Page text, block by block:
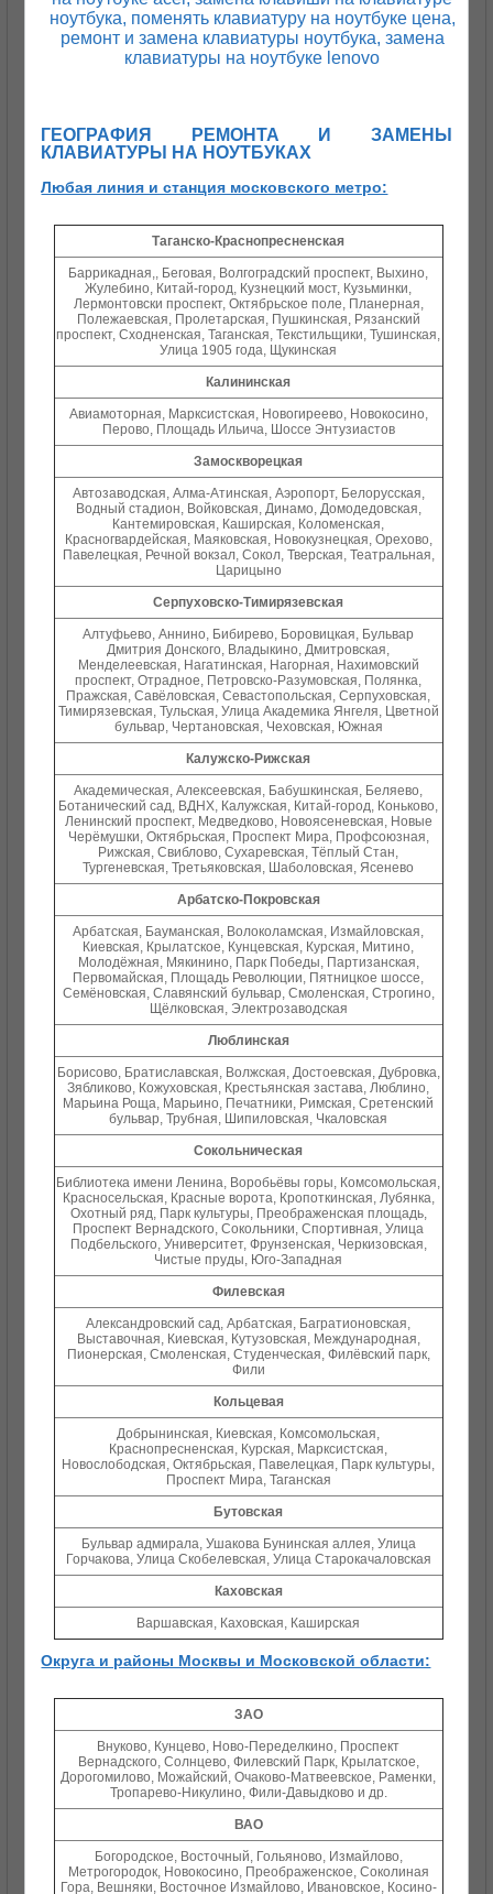
ГЕОГРАФИЯ РЕМОНТА И ЗАМЕНЫ
КЛАВИАТУРЫ НА НОУТБУКАХ
Любая линия и станция московского метро:
Таганско-Краснопресненская
Баррикадная,, Беговая, Волгоградский проспект, Выхино,
Жулебино, Китай-город, Кузнецкий мост, Кузьминки,
Лермонтовски проспект, Октябрьское поле, Планерная,
Полежаевская, Пролетарская, Пушкинская, Рязанский
проспект, Сходненская, Таганская, Текстильщики, Тушинская,
Улица 1905 года, Щукинская
Калининская
Авиамоторная, Марксистская, Новогиреево, Новокосино,
Перово, Площадь Ильича, Шоссе Энтузиастов
Замоскворецкая
Автозаводская, Алма-Атинская, Аэропорт, Белорусская,
Водный стадион, Войковская, Динамо, Домодедовская,
Кантемировская, Каширская, Коломенская,
Красногвардейская, Маяковская, Новокузнецкая, Орехово,
Павелецкая, Речной вокзал, Сокол, Тверская, Театральная,
Царицыно
Серпуховско-Тимирязевская
Алтуфьево, Аннино, Бибирево, Боровицкая, Бульвар
Дмитрия Донского, Владыкино, Дмитровская,
Менделеевская, Нагатинская, Нагорная, Нахимовский
проспект, Отрадное, Петровско-Разумовская, Полянка,
Пражская, Савёловская, Севастопольская, Серпуховская,
Тимирязевская, Тульская, Улица Академика Янгеля, Цветной
бульвар, Чертановская, Чеховская, Южная
Калужско-Рижская
Академическая, Алексеевская, Бабушкинская, Беляево,
Ботанический сад, ВДНХ, Калужская, Китай-город, Коньково,
Ленинский проспект, Медведково, Новоясеневская, Новые
Черёмушки, Октябрьская, Проспект Мира, Профсоюзная,
Рижская, Свиблово, Сухаревская, Тёплый Стан,
Тургеневская, Третьяковская, Шаболовская, Ясенево
Арбатско-Покровская
Арбатская, Бауманская, Волоколамская, Измайловская,
Киевская, Крылатское, Кунцевская, Курская, Митино,
Молодёжная, Мякинино, Парк Победы, Партизанская,
Первомайская, Площадь Революции, Пятницкое шоссе,
Семёновская, Славянский бульвар, Смоленская, Строгино,
Щёлковская, Электрозаводская
Люблинская
Борисово, Братиславская, Волжская, Достоевская, Дубровка,
Зябликово, Кожуховская, Крестьянская застава, Люблино,
Марьина Роща, Марьино, Печатники, Римская, Сретенский
бульвар, Трубная, Шипиловская, Чкаловская
Сокольническая
Библиотека имени Ленина, Воробьёвы горы, Комсомольская,
Красносельская, Красные ворота, Кропоткинская, Лубянка,
Охотный ряд, Парк культуры, Преображенская площадь,
Проспект Вернадского, Сокольники, Спортивная, Улица
Подбельского, Университет, Фрунзенская, Черкизовская,
Чистые пруды, Юго-Западная
Филевская
Александровский сад, Арбатская, Багратионовская,
Выставочная, Киевская, Кутузовская, Международная,
Пионерская, Смоленская, Студенческая, Филёвский парк,
Фили
Кольцевая
Добрынинская, Киевская, Комсомольская,
Краснопресненская, Курская, Марксистская,
Новослободская, Октябрьская, Павелецкая, Парк культуры,
Проспект Мира, Таганская
Бутовская
Бульвар адмирала, Ушакова Бунинская аллея, Улица
Горчакова, Улица Скобелевская, Улица Старокачаловская
Каховская
Варшавская, Каховская, Каширская
Округа и районы Москвы и Московской области:
ЗАО
Внуково, Кунцево, Ново-Переделкино, Проспект
Вернадского, Солнцево, Филевский Парк, Крылатское,
Дорогомилово, Можайский, Очаково-Матвеевское, Раменки,
Тропарево-Никулино, Фили-Давыдково и др.
ВАО
Богородское, Восточный, Гольяново, Измайлово,
Метрогородок, Новокосино, Преображенское, Соколиная
Гора, Вешняки, Восточное Измайлово, Ивановское, Косино-